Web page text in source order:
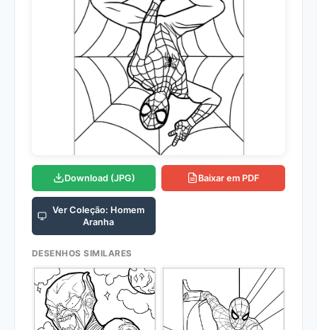
Download (JPG) Baixar em PDF
Ver Coleção: Homem
Aranha
DESENHOS SIMILARES